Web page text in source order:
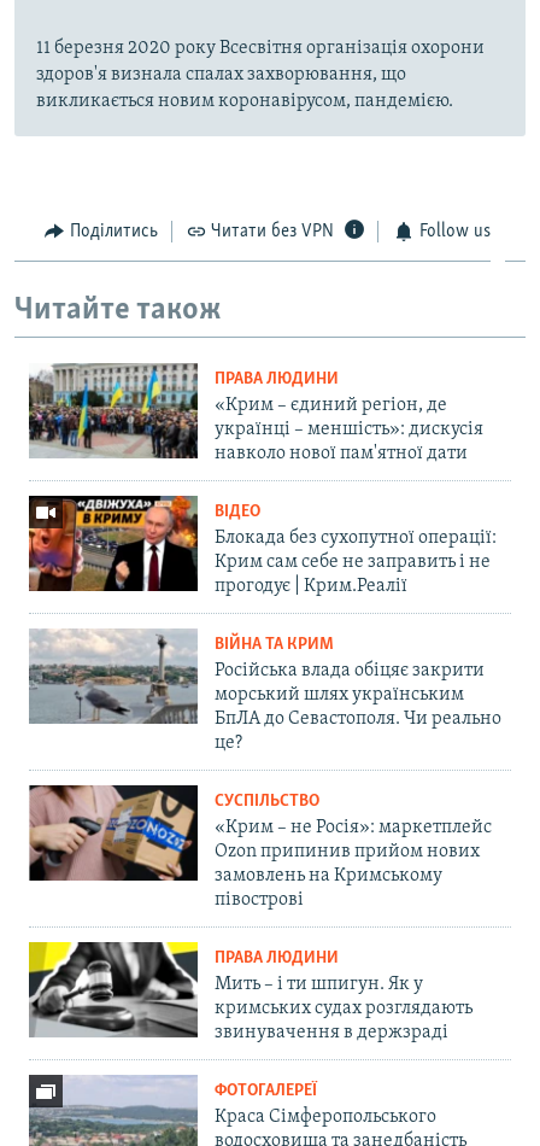
11 березня 2020 року Всесвітня організація охорони
здоров'я визнала спалах захворювання, що
викликається новим коронавірусом, пандемією.
Поділитись Читати без VPN Follow us
Читайте також
ПРАВА ЛЮДИНИ
«Крим – єдиний регіон, де
українці – меншість»: дискусія
навколо нової пам'ятної дати
ВІДЕО
Блокада без сухопутної операції:
Крим сам себе не заправить і не
прогодує | Крим.Реалії
ВІЙНА ТА КРИМ
Російська влада обіцяє закрити
морський шлях українським
БпЛА до Севастополя. Чи реально
це?
СУСПІЛЬСТВО
«Крим – не Росія»: маркетплейс
Ozon припинив прийом нових
замовлень на Кримському
півострові
ПРАВА ЛЮДИНИ
Мить – і ти шпигун. Як у
кримських судах розглядають
звинувачення в держзраді
ФОТОГАЛЕРЕЇ
Краса Сімферопольського
водосховища та занедбаність